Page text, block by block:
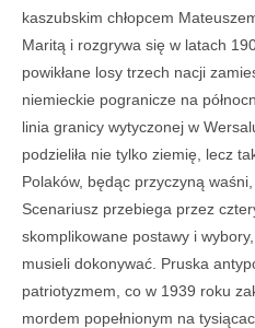
kaszubskim chłopcem
Maritą i rozgrywa się w latach
powikłane losy trzech nacji
niemieckie pogranicze na
linia granicy wytyczonej w
podzieliła nie tylko ziemię, lecz
Polaków, będąc przyczyną
Scenariusz przebiega przez
skomplikowane postawy i
musieli dokonywać. Pruska
patriotyzmem, co w 1939 roku
mordem popełnionym na